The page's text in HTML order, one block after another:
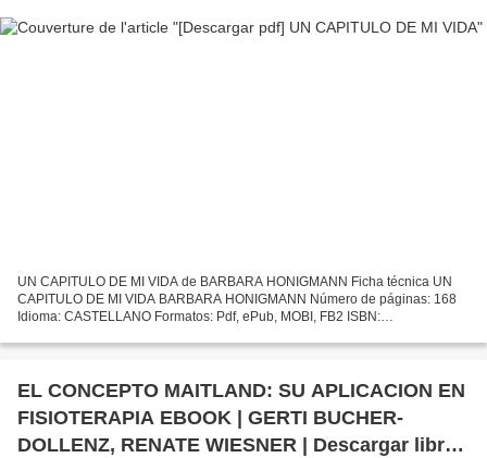
UN CAPITULO DE MI VIDA de BARBARA HONIGMANN Ficha técnica UN
CAPITULO DE MI VIDA BARBARA HONIGMANN Número de páginas: 168
Idioma: CASTELLANO Formatos: Pdf, ePub, MOBI, FB2 ISBN:
Descargar eBook...
EL CONCEPTO MAITLAND: SU APLICACION EN
FISIOTERAPIA EBOOK | GERTI BUCHER-
DOLLENZ, RENATE WIESNER | Descargar libro